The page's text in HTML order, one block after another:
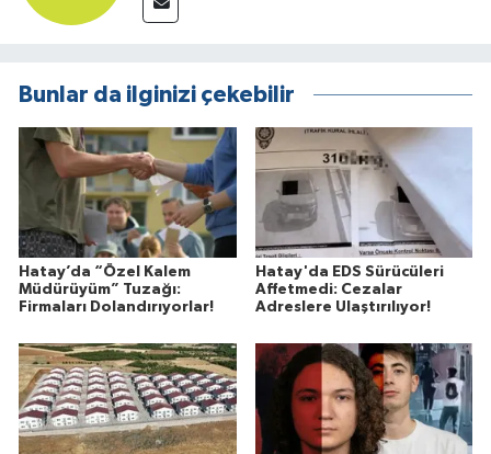
Bunlar da ilginizi çekebilir
Hatay’da “Özel Kalem
Müdürüyüm” Tuzağı:
Firmaları Dolandırıyorlar!
Hatay'da EDS Sürücüleri
Affetmedi: Cezalar
Adreslere Ulaştırılıyor!